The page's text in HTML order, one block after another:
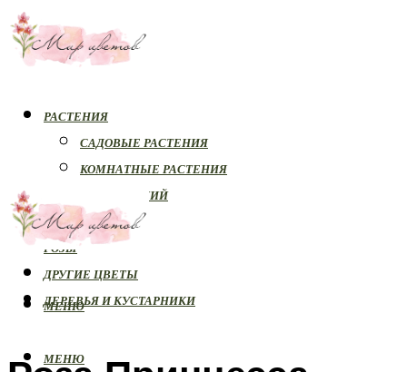
РАСТЕНИЯ
САДОВЫЕ РАСТЕНИЯ
КОМНАТНЫЕ РАСТЕНИЯ
БОЛЕЗНИ РАСТЕНИЙ
ОРХИДЕИ
РОЗЫ
ДРУГИЕ ЦВЕТЫ
ДЕРЕВЬЯ И КУСТАРНИКИ
МЕНЮ
МЕНЮ